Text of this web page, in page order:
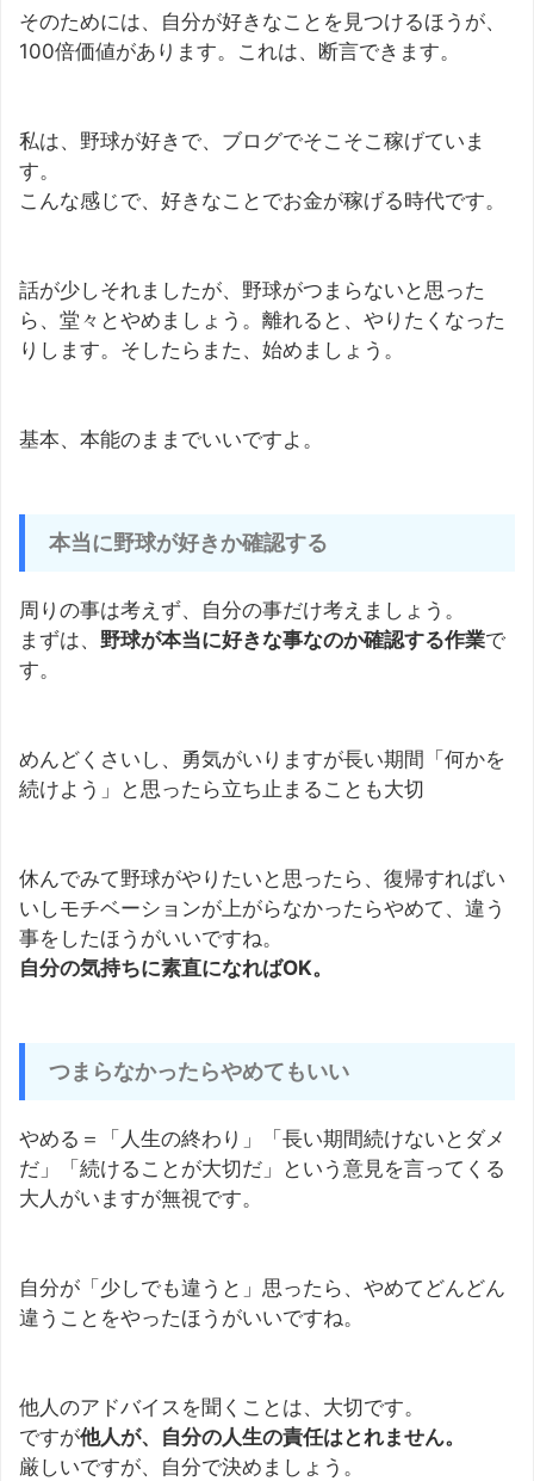
そのためには、自分が好きなことを見つけるほうが、
100倍価値があります。これは、断言できます。
私は、野球が好きで、ブログでそこそこ稼げていま
す。
こんな感じで、好きなことでお金が稼げる時代です。
話が少しそれましたが、野球がつまらないと思った
ら、堂々とやめましょう。離れると、やりたくなった
りします。そしたらまた、始めましょう。
基本、本能のままでいいですよ。
本当に野球が好きか確認する
周りの事は考えず、自分の事だけ考えましょう。
まずは、 野球が本当に好きな事なのか確認する作業で
す。
めんどくさいし、勇気がいりますが長い期間「何かを
続けよう」と思ったら立ち止まることも大切
休んでみて野球がやりたいと思ったら、復帰すればい
いしモチベーションが上がらなかったらやめて、違う
事をしたほうがいいですね。
自分の気持ちに素直になればOK。
つまらなかったらやめてもいい
やめる＝「人生の終わり」「長い期間続けないとダメ
だ」「続けることが大切だ」という意見を言ってくる
大人がいますが無視です。
自分が「少しでも違うと」思ったら、やめてどんどん
違うことをやったほうがいいですね。
他人のアドバイスを聞くことは、大切です。
ですが他人が、自分の人生の責任はとれません。
厳しいですが、自分で決めましょう。